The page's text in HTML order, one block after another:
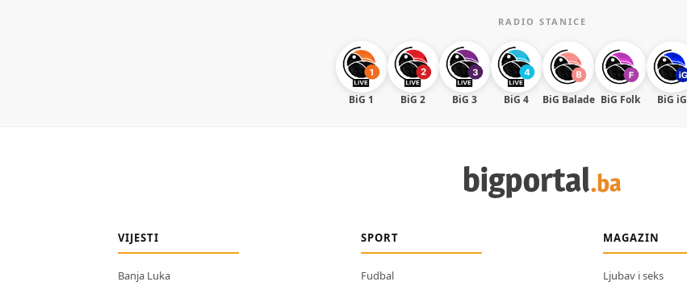
RADIO STANICE
BiG 1 BiG 2 BiG 3 BiG 4 BiG Balade BiG Folk BiG iG
VIJESTI
Banja Luka
SPORT
Fudbal
MAGAZIN
Ljubav i seks